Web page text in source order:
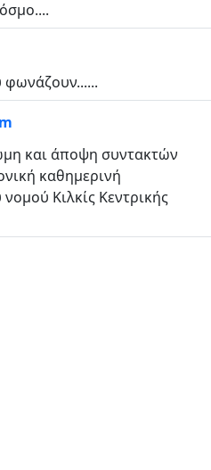
και άποψη συντακτών
καθημερινή
Κιλκίς Κεντρικής